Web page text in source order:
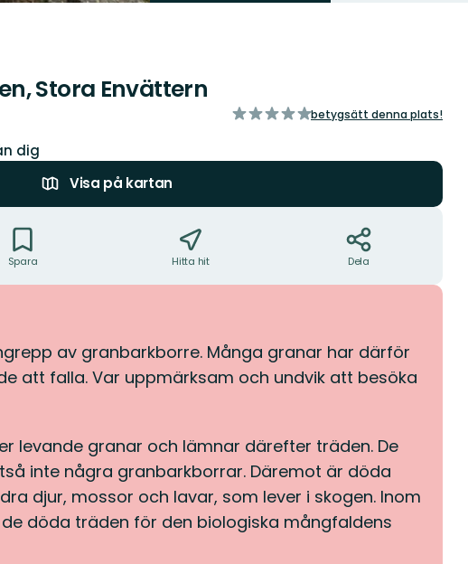
Stora Envättern
av
betygsätt denna plats!
dig
Visa på kartan
Spara Hitta hit Dela
av granbarkborre. Många granar har därför
att falla. Var uppmärksam och undvik att besöka
levande granar och lämnar därefter träden. De
inte några granbarkborrar. Däremot är döda
djur, mossor och lavar, som lever i skogen. Inom
döda träden för den biologiska mångfaldens